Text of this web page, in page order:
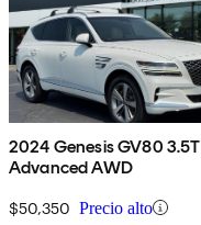
2024 Genesis GV80 3.5T
Advanced AWD
$50,350 Precio alto